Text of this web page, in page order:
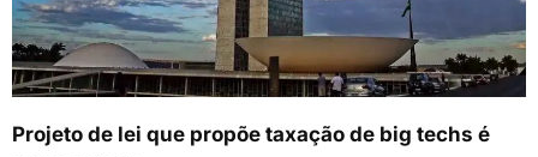
Projeto de lei que propõe taxação de big techs é